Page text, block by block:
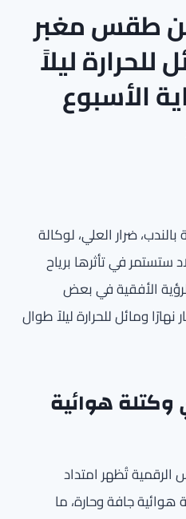
من طقس مغبر
للحرارة ليلاً
الأسبوع
بالندب، ضرار العلي، لوكالة
ستستمر في تأثرها برياح
الأفقية في بعض
ومائل للحرارة ليلاً طوال
هوائية
تُظهر امتداد
جافة وحارة، ما